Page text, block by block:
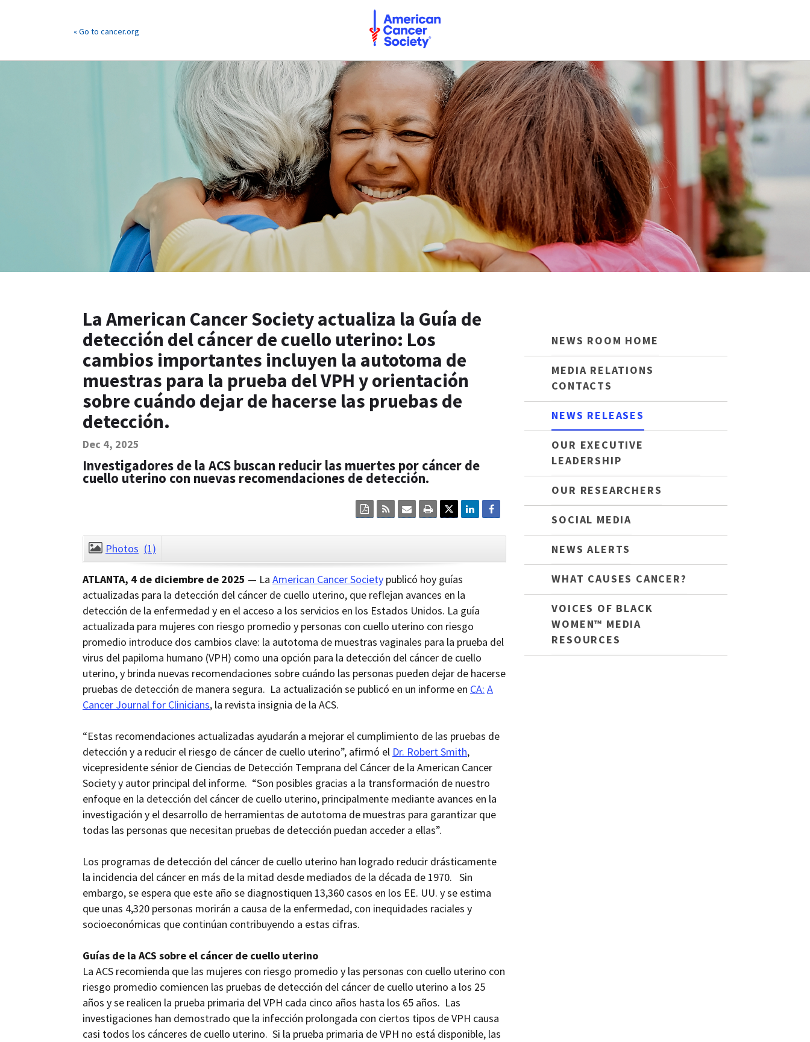
« Go to cancer.org
La American Cancer Society actualiza la Guía de
detección del cáncer de cuello uterino: Los
cambios importantes incluyen la autotoma de
muestras para la prueba del VPH y orientación
sobre cuándo dejar de hacerse las pruebas de
detección.
Dec 4, 2025
Investigadores de la ACS buscan reducir las muertes por cáncer de
cuello uterino con nuevas recomendaciones de detección.
Click
here
print
content
on
this
page.
Click
here
email
page
content.
Click
here
sign
RSS.
Click
here
view
page
content
in
within
a
downloaded
PDF
document.
Photos (1)
ATLANTA, 4 de diciembre de 2025 — La American Cancer Society publicó hoy guías
actualizadas para la detección del cáncer de cuello uterino, que reflejan avances en la
detección de la enfermedad y en el acceso a los servicios en los Estados Unidos. La guía
actualizada para mujeres con riesgo promedio y personas con cuello uterino con riesgo
promedio introduce dos cambios clave: la autotoma de muestras vaginales para la prueba del
virus del papiloma humano (VPH) como una opción para la detección del cáncer de cuello
uterino, y brinda nuevas recomendaciones sobre cuándo las personas pueden dejar de hacerse
pruebas de detección de manera segura. La actualización se publicó en un informe en CA: A
Cancer Journal for Clinicians, la revista insignia de la ACS.
“Estas recomendaciones actualizadas ayudarán a mejorar el cumplimiento de las pruebas de
detección y a reducir el riesgo de cáncer de cuello uterino”, afirmó el Dr. Robert Smith,
vicepresidente sénior de Ciencias de Detección Temprana del Cáncer de la American Cancer
Society y autor principal del informe. “Son posibles gracias a la transformación de nuestro
enfoque en la detección del cáncer de cuello uterino, principalmente mediante avances en la
investigación y el desarrollo de herramientas de autotoma de muestras para garantizar que
todas las personas que necesitan pruebas de detección puedan acceder a ellas”.
Los programas de detección del cáncer de cuello uterino han logrado reducir drásticamente
la incidencia del cáncer en más de la mitad desde mediados de la década de 1970. Sin
embargo, se espera que este año se diagnostiquen 13,360 casos en los EE. UU. y se estima
que unas 4,320 personas morirán a causa de la enfermedad, con inequidades raciales y
socioeconómicas que continúan contribuyendo a estas cifras.
Guías de la ACS sobre el cáncer de cuello uterino
La ACS recomienda que las mujeres con riesgo promedio y las personas con cuello uterino con
riesgo promedio comiencen las pruebas de detección del cáncer de cuello uterino a los 25
años y se realicen la prueba primaria del VPH cada cinco años hasta los 65 años. Las
investigaciones han demostrado que la infección prolongada con ciertos tipos de VPH causa
casi todos los cánceres de cuello uterino. Si la prueba primaria de VPH no está disponible, las
NEWS ROOM HOME
MEDIA RELATIONS
CONTACTS
NEWS RELEASES
OUR EXECUTIVE
LEADERSHIP
OUR RESEARCHERS
SOCIAL MEDIA
NEWS ALERTS
WHAT CAUSES CANCER?
VOICES OF BLACK
WOMEN™ MEDIA
RESOURCES